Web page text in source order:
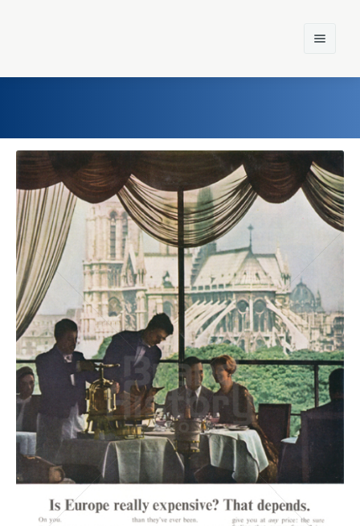
Home
Einst und Heute
Marken
Konzerne
Epoche